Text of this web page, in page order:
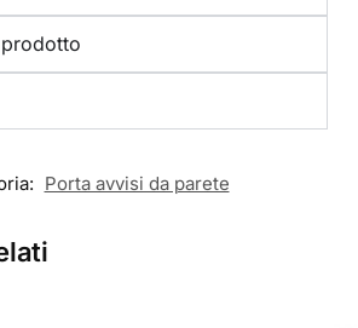
Porta avvisi da parete